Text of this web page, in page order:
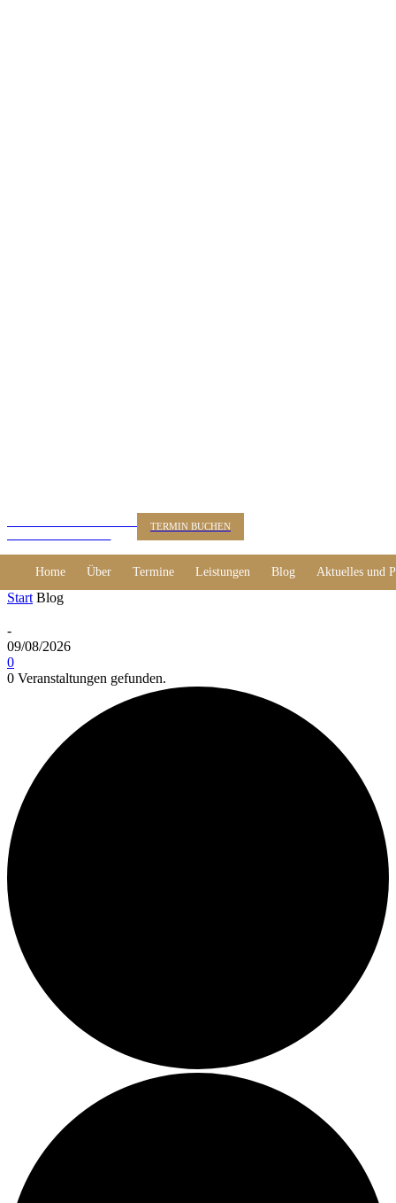
TERMIN BUCHEN
Home Über Termine Leistungen Blog Aktuelles und
Start Blog
-
09/08/2026
0
0 Veranstaltungen gefunden.